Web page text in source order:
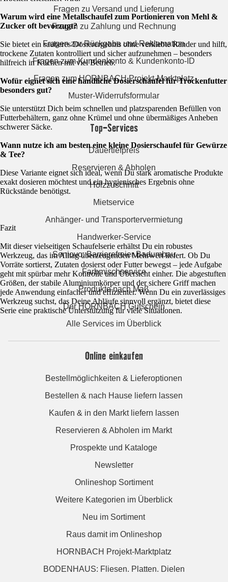
Warum wird eine Metallschaufel zum Portionieren von Mehl &
Zucker oft bevorzugt?
Sie bietet ein sauberes Dosierergebnis ohne verklebte Ränder und hilft,
trockene Zutaten kontrolliert und sicher aufzunehmen – besonders
hilfreich in Küchen mit viel Betrieb.
Wofür eignet sich eine handliche Dosierschaufel für Trockenfutter
besonders gut?
Sie unterstützt Dich beim schnellen und platzsparenden Befüllen von
Futterbehältern, ganz ohne Krümel und ohne übermäßiges Anheben
schwerer Säcke.
Wann nutze ich am besten eine kleine Dosierschaufel für Gewürze
& Tee?
Diese Variante eignet sich ideal, wenn Du stark aromatische Produkte
exakt dosieren möchtest und ein hygienisches Ergebnis ohne
Rückstände benötigst.
Fazit
Mit dieser vielseitigen Schaufelserie erhältst Du ein robustes
Werkzeug, das im Alltag überzeugenden Mehrwert liefert. Ob Du
Vorräte sortierst, Zutaten dosierst oder Futter bewegst – jede Aufgabe
geht mit spürbar mehr Kontrolle und Übersicht einher. Die abgestuften
Größen, der stabile Aluminiumkörper und der sichere Griff machen
jede Anwendung einfacher und effizienter. Wenn Du ein zuverlässiges
Werkzeug suchst, das Deine Abläufe sinnvoll ergänzt, bietet diese
Serie eine praktische Unterstützung für viele Situationen.
Fragen zu Versand und Lieferung
Fragen zu Zahlung und Rechnung
Fragen zur Rückgabe und Reklamation
Fragen zum Kundenkonto & Kundenkonto-ID
Fragen zum HORNBACH Projekt-Marktplatz
Muster-Widerrufsformular
Top-Services
Dauertiefpreis
Reservieren & Abholen
Holzzuschnitt
Mietservice
Anhänger- und Transportervermietung
Handwerker-Service
Seniovo: Barrierefreier Badumbau
Farbmischservice
Produkte nach Maß
Der HORNBACH Gutschein
Alle Services im Überblick
Online einkaufen
Bestellmöglichkeiten & Lieferoptionen
Bestellen & nach Hause liefern lassen
Kaufen & in den Markt liefern lassen
Reservieren & Abholen im Markt
Prospekte und Kataloge
Newsletter
Onlineshop Sortiment
Weitere Kategorien im Überblick
Neu im Sortiment
Raus damit im Onlineshop
HORNBACH Projekt-Marktplatz
BODENHAUS: Fliesen. Platten. Dielen